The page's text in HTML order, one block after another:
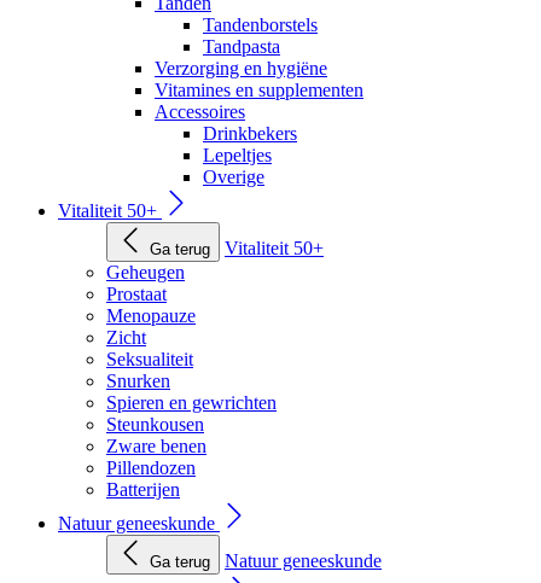
Tandenborstels
Tandpasta
Verzorging en hygiëne
Vitamines en supplementen
Accessoires
Drinkbekers
Lepeltjes
Overige
Vitaliteit 50+
Ga terug
Vitaliteit 50+
Geheugen
Prostaat
Menopauze
Zicht
Seksualiteit
Snurken
Spieren en gewrichten
Steunkousen
Zware benen
Pillendozen
Batterijen
Natuur geneeskunde
Ga terug
Natuur geneeskunde